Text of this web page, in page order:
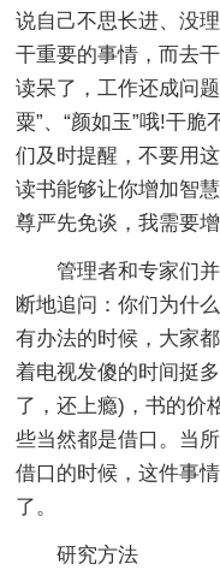
说自己不思长进、没
干重要的事情，而去
读呆了，工作还成问
粟”、“颜如玉”哦!干
们及时提醒，不要用
读书能够让你增加智
尊严先免谈，我需要
管理者和专家们
断地追问：你们为什
有办法的时候，大家
着电视发傻的时间挺
了，还上瘾)，书的价
些当然都是借口。当
借口的时候，这件事
了。
研究方法